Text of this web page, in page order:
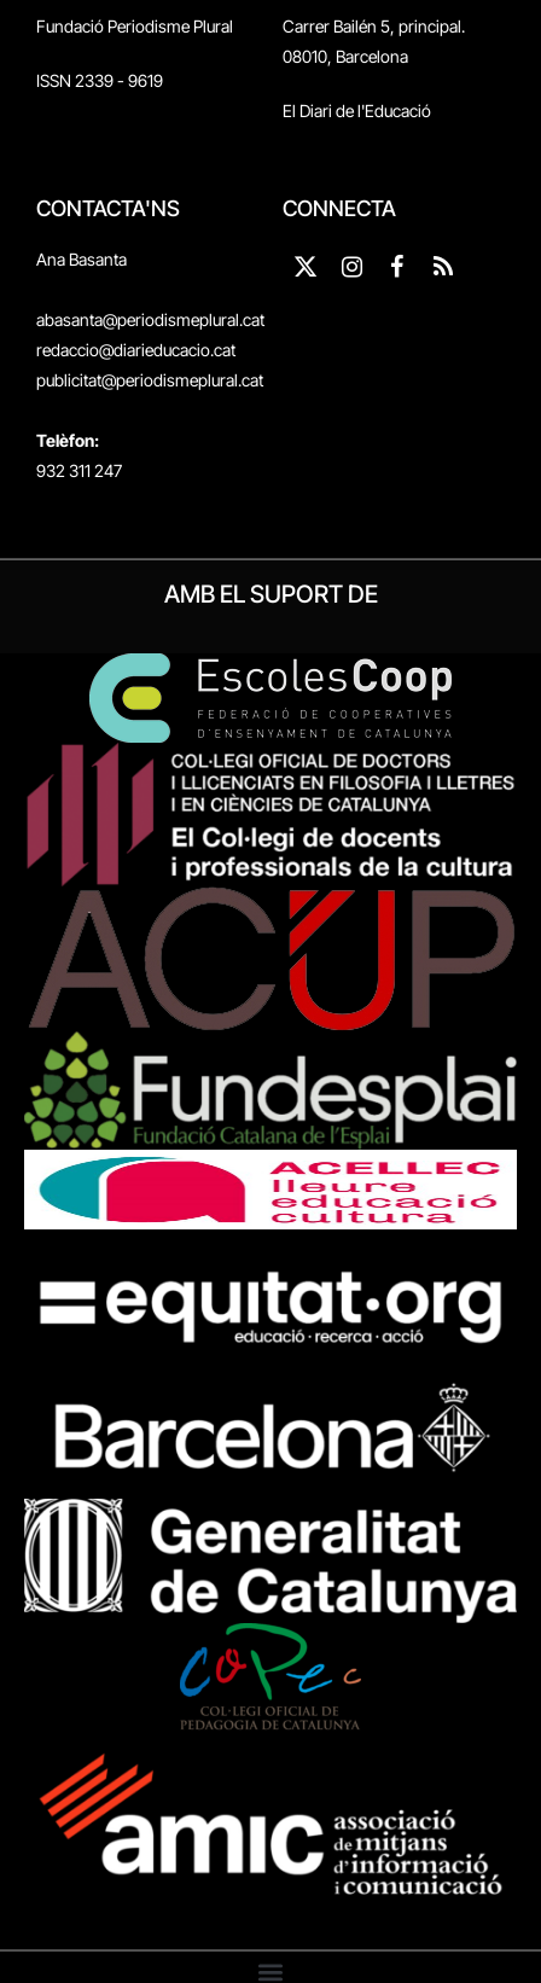
Fundació Periodisme Plural
ISSN 2339 - 9619
Carrer Bailén 5, principal.
08010, Barcelona
El Diari de l'Educació
CONTACTA'NS
Ana Basanta
abasanta@periodismeplural.cat
redaccio@diarieducacio.cat
publicitat@periodismeplural.cat
Telèfon:
932 311 247
CONNECTA
X
Instagram
Facebook
RSS
AMB EL SUPORT DE